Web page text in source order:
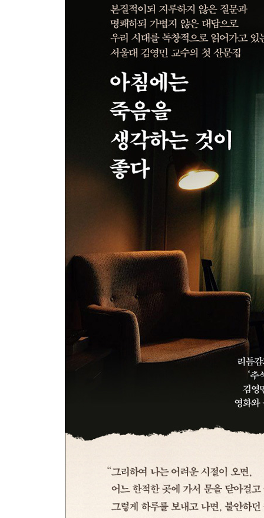
마지막 수업의 상상 138
3부 고독과 이웃하며 _ 사회에서
응답하라 1988 149
희망을 묻다 153
광장으로 157
헌법재판소의 결정을 기다리는 자세 161
공화국 찬가 166
어떤 자유와 존엄을 선택할 것인가 174
개돼지 사태와 관련하여 교육부가 할 일 195
소반과 숟가락 200
여름에 생각하는 중세의 겨울 204
광복의 의미 208
소변의 추억 212
단군에서 근대화까지 216
뱃살이 꾸는 꿈 220
이제 깨어나실 시간입니다 224
4부 이 세상 것이면서 이 세상 것이 아닌 것들에 대
박식하고, 로맨틱하고, 예술적인 살인마: 한니발 렉
반영웅으로서 영웅, 관념론자로서 유물론자, 죽은